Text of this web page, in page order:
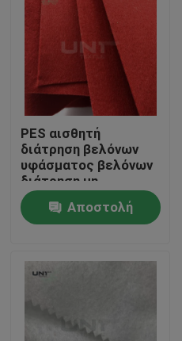
Σχετικά με εμάς
PES αισθητή
διάτρηση βελόνων
υφάσματος βελόνων
διάτρηση μη
υφανθείσα για τη
διακόσμηση/τον
τάπητα
Αποστολή